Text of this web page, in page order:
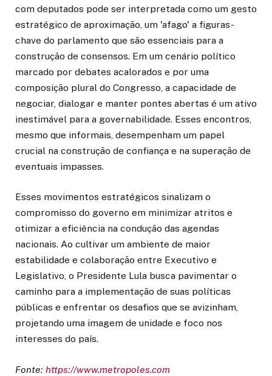
com deputados pode ser interpretada como um gesto
estratégico de aproximação, um 'afago' a figuras-
chave do parlamento que são essenciais para a
construção de consensos. Em um cenário político
marcado por debates acalorados e por uma
composição plural do Congresso, a capacidade de
negociar, dialogar e manter pontes abertas é um ativo
inestimável para a governabilidade. Esses encontros,
mesmo que informais, desempenham um papel
crucial na construção de confiança e na superação de
eventuais impasses.
Esses movimentos estratégicos sinalizam o
compromisso do governo em minimizar atritos e
otimizar a eficiência na condução das agendas
nacionais. Ao cultivar um ambiente de maior
estabilidade e colaboração entre Executivo e
Legislativo, o Presidente Lula busca pavimentar o
caminho para a implementação de suas políticas
públicas e enfrentar os desafios que se avizinham,
projetando uma imagem de unidade e foco nos
interesses do país.
Fonte: https://www.metropoles.com